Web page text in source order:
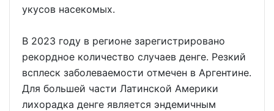
укусов насекомых.
В 2023 году в регионе зарегистрировано
рекордное количество случаев денге. Резкий
всплеск заболеваемости отмечен в Аргентине.
Для большей части Латинской Америки
лихорадка денге является эндемичным